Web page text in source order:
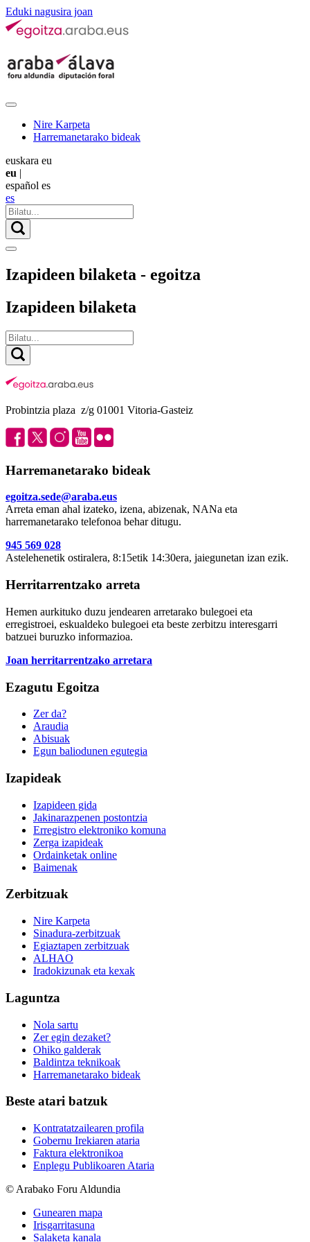
Eduki nagusira joan
Nire Karpeta
Harremanetarako bideak
euskara eu
eu |
español es
es
Izapideen bilaketa - egoitza
Izapideen bilaketa
Probintzia plaza z/g 01001 Vitoria-Gasteiz
Harremanetarako bideak
egoitza.sede@araba.eus
Arreta eman ahal izateko, izena, abizenak, NANa eta
harremanetarako telefonoa behar ditugu.
945 569 028
Astelehenetik ostiralera, 8:15etik 14:30era, jaiegunetan izan ezik.
Herritarrentzako arreta
Hemen aurkituko duzu jendearen arretarako bulegoei eta
erregistroei, eskualdeko bulegoei eta beste zerbitzu interesgarri
batzuei buruzko informazioa.
Joan herritarrentzako arretara
Ezagutu Egoitza
Zer da?
Araudia
Abisuak
Egun baliodunen egutegia
Izapideak
Izapideen gida
Jakinarazpenen postontzia
Erregistro elektroniko komuna
Zerga izapideak
Ordainketak online
Baimenak
Zerbitzuak
Nire Karpeta
Sinadura-zerbitzuak
Egiaztapen zerbitzuak
ALHAO
Iradokizunak eta kexak
Laguntza
Nola sartu
Zer egin dezaket?
Ohiko galderak
Baldintza teknikoak
Harremanetarako bideak
Beste atari batzuk
Kontratatzailearen profila
Gobernu Irekiaren ataria
Faktura elektronikoa
Enplegu Publikoaren Ataria
© Arabako Foru Aldundia
Gunearen mapa
Irisgarritasuna
Salaketa kanala